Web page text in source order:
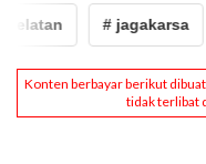
# jagakarsa